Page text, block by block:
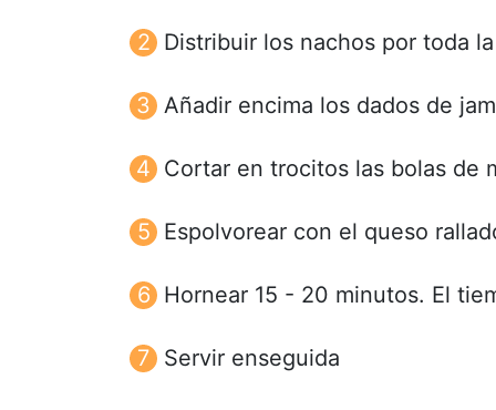
Distribuir los nachos por toda
Añadir encima los dados de
Cortar en trocitos las bolas de
Espolvorear con el queso
Hornear 15 - 20 minutos. El
Servir enseguida